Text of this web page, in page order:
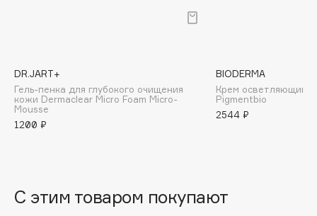
Balmain Hair Couture
Banderas
Basicare
Beautyblades
НОВИНКА
DR.JART+
Гель-пенка для глубокого очищения
кожи Dermaclear Micro Foam Micro-
Mousse
1200 ₽
BIODERMA
Крем осветляющий
Pigmentbio
2544 ₽
С этим товаром покупают